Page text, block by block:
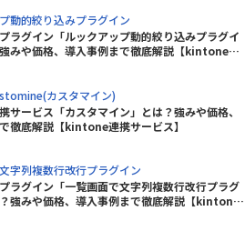
動的絞り込みプラグイン
ラグイン「ルックアップ動的絞り込みプラグイ
みや価格、導入事例まで徹底解説【kintoneプ
カスタマイン)
ービス「カスタマイン」とは？強みや価格、
徹底解説【kintone連携サービス】
字列複数行改行プラグイン
ラグイン「一覧画面で文字列複数行改行プラグ
強みや価格、導入事例まで徹底解説【kintone